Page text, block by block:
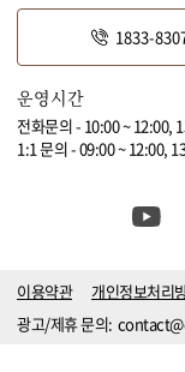
1833-
운영시간
전화문의 - 10:00 ~ 12:00,
1:1 문의 - 09:00 ~ 12:00,
이용약관 개인정보처리
광고/제휴 문의: